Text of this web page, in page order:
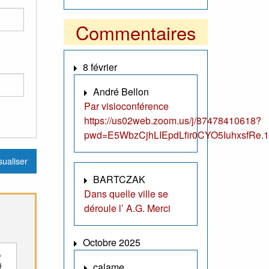
Commentaires
8 février
André Bellon
Par visioconférence
https://us02web.zoom.us/j/87478410618?
BARTCZAK
Dans quelle ville se
déroule l’ A.G. Merci
Octobre 2025